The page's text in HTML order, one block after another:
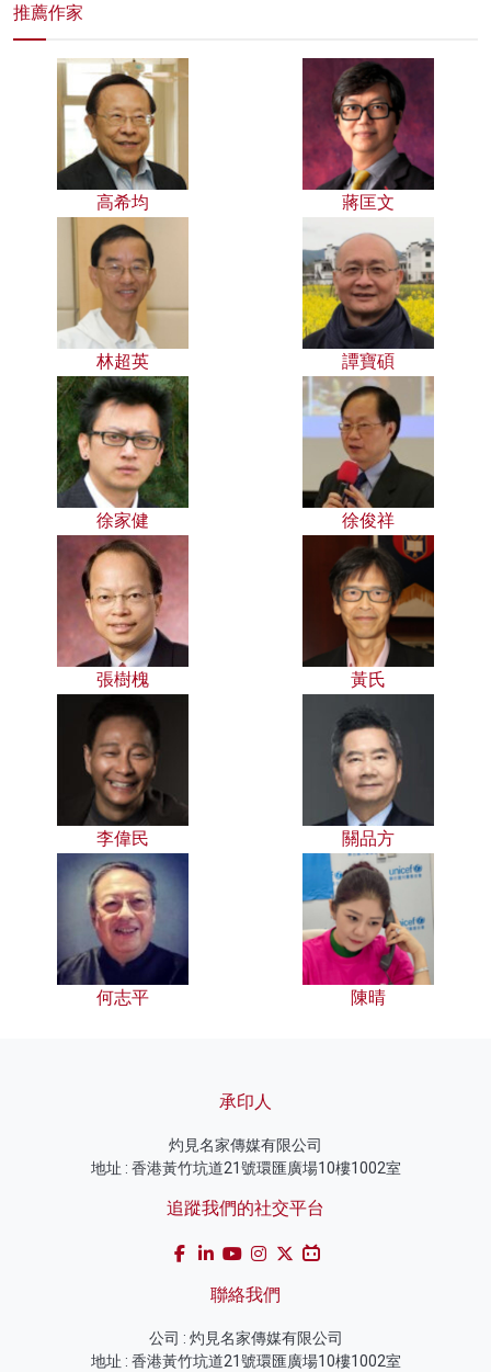
推薦作家
高希均 蔣匡文
林超英 譚寶碩
徐家健 徐俊祥
張樹槐 黃氏
李偉民 關品方
何志平 陳晴
承印人
灼見名家傳媒有限公司
地址 : 香港黃竹坑道21號環匯廣場10樓1002室
追蹤我們的社交平台
聯絡我們
公司 : 灼見名家傳媒有限公司
地址 : 香港黃竹坑道21號環匯廣場10樓1002室